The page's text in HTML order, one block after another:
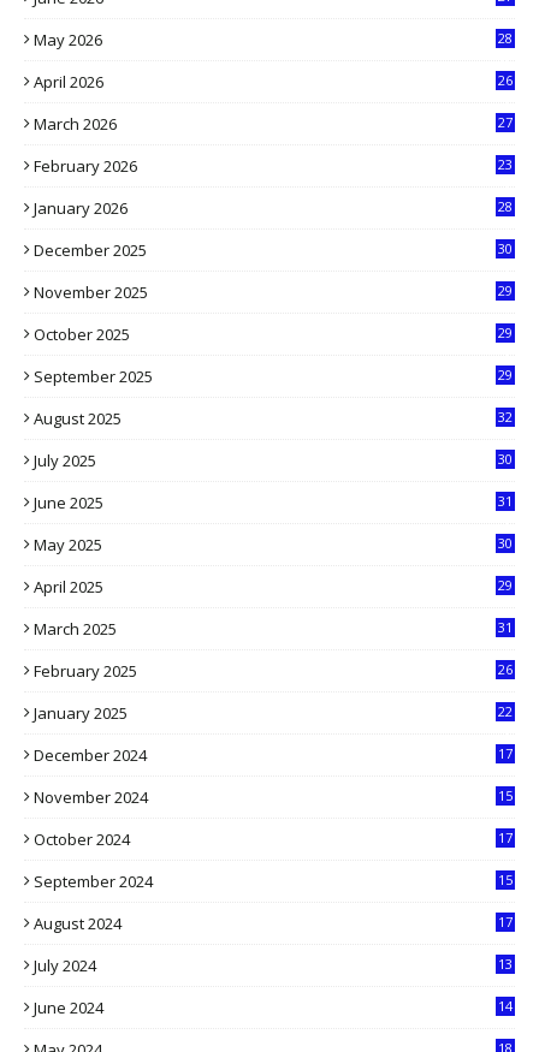
May 2026
28
April 2026
26
March 2026
27
February 2026
23
January 2026
28
December 2025
30
November 2025
29
October 2025
29
September 2025
29
August 2025
32
July 2025
30
June 2025
31
May 2025
30
April 2025
29
March 2025
31
February 2025
26
January 2025
22
December 2024
17
November 2024
15
October 2024
17
September 2024
15
August 2024
17
July 2024
13
June 2024
14
18